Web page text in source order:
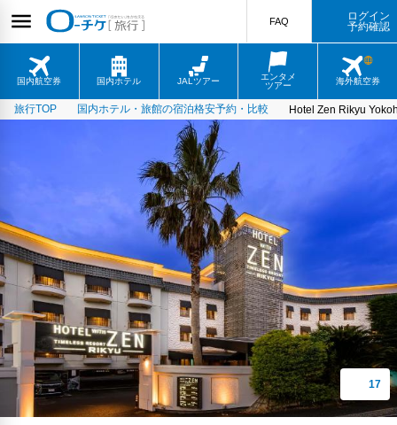
国内航空券 国内ホテル JALツアー
エンタメ
ツアー
海外航空券
FAQ
ログイン
予約確認
旅行TOP 国内ホテル・旅館の宿泊格安予約・比較 Hotel Zen Rikyu